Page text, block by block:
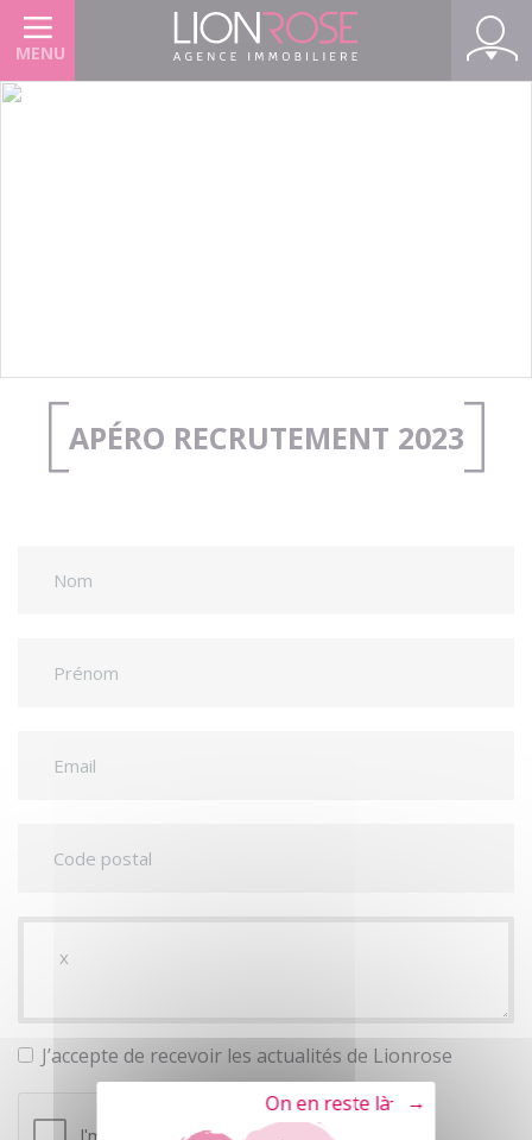
MENU
APÉRO RECRUTEMENT 2023
J’accepte de recevoir les actualités de Lionrose
Panneau de gestion des cookies
Tout refuser